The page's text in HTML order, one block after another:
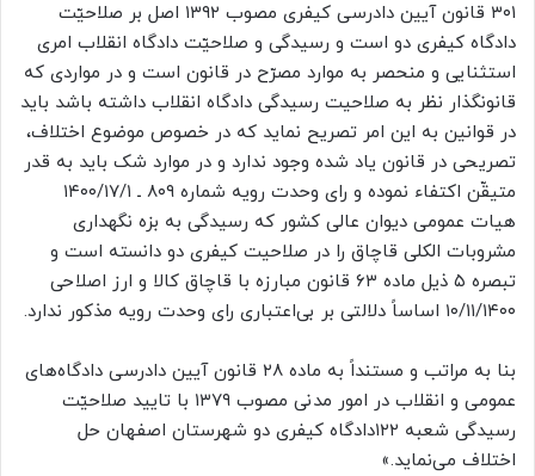
۳۰۱ قانون آیین دادرسی کیفری مصوب ۱۳۹۲ اصل بر صلاحیّت
دادگاه کیفری دو است و رسیدگی و صلاحیّت دادگاه انقلاب امری
استثنایی و منحصر به موارد مصرّح در قانون است و در مواردی که
قانونگذار نظر به صلاحیت رسیدگی دادگاه انقلاب داشته باشد باید
در قوانین به این امر تصریح نماید که در خصوص موضوع اختلاف،
تصریحی در قانون یاد شده وجود ندارد و در موارد شک باید به قدر
متیقّن اکتفاء نموده و رای وحدت رویه شماره ۸۰۹ ـ ۱۴۰۰/۱۷/۱
هیات عمومی دیوان عالی کشور که رسیدگی به بزه نگهداری
مشروبات الکلی قاچاق را در صلاحیت کیفری دو دانسته است و
تبصره ۵ ذیل ماده ۶۳ قانون مبارزه با قاچاق کالا و ارز اصلاحی
۱۰/۱۱/۱۴۰۰ اساساً دلالتی بر بی‌اعتباری رای وحدت رویه مذکور ندارد.
بنا به مراتب و مستنداً به ماده ۲۸ قانون آیین دادرسی دادگاه‌های
عمومی و انقلاب در امور مدنی مصوب ۱۳۷۹ با تایید صلاحیّت
رسیدگی شعبه ۱۲۲دادگاه کیفری دو شهرستان اصفهان حل
اختلاف می‌نماید.»